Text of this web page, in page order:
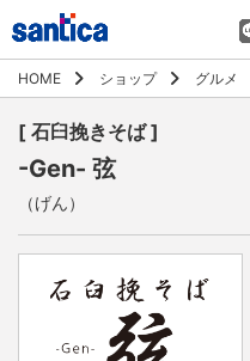
HOME ショップ グルメ
[ 石臼挽きそば ]
-Gen- 弦
（げん）